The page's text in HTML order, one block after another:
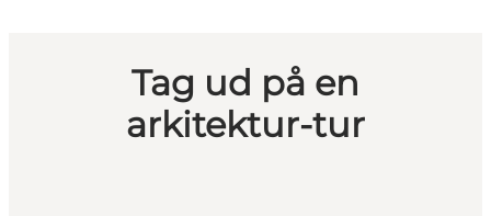
Tag ud på en
arkitektur-tur